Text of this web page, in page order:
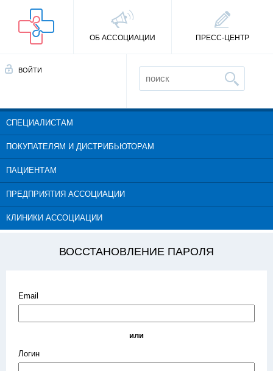
ОБ АССОЦИАЦИИ ПРЕСС-ЦЕНТР
ВОЙТИ
СПЕЦИАЛИСТАМ
ПОКУПАТЕЛЯМ И ДИСТРИБЬЮТОРАМ
ПАЦИЕНТАМ
ПРЕДПРИЯТИЯ АССОЦИАЦИИ
КЛИНИКИ АССОЦИАЦИИ
ВОССТАНОВЛЕНИЕ ПАРОЛЯ
Email
или
Логин